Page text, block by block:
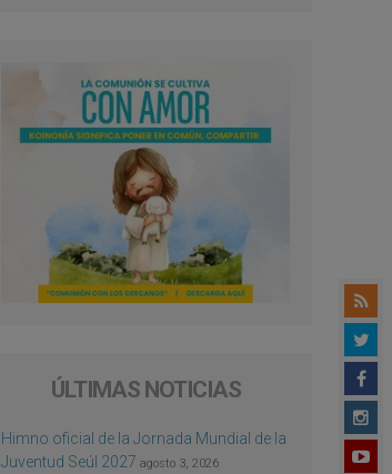
ÚLTIMAS NOTICIAS
Himno oficial de la Jornada Mundial de la
Juventud Seúl 2027 agosto 3, 2026